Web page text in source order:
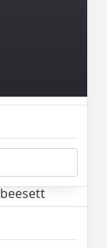
szőrén-